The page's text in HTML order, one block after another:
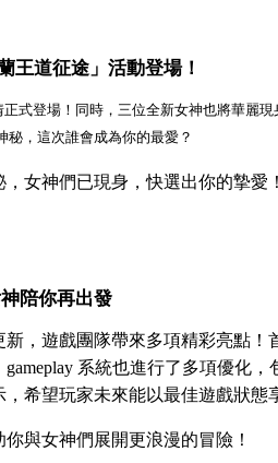
王道征途」活動登場！
正式登場！同時，三位全新女神也將華麗
秘，這次誰會成為你的最愛？
女神們已現身，快選出你的摯愛！
神陪你再出發
新，遊戲團隊帶來多項精彩亮點
gameplay 系統也進行了多項優化，
希望玩家未來能以最佳遊戲狀態
與女神們展開更浪漫的冒險！